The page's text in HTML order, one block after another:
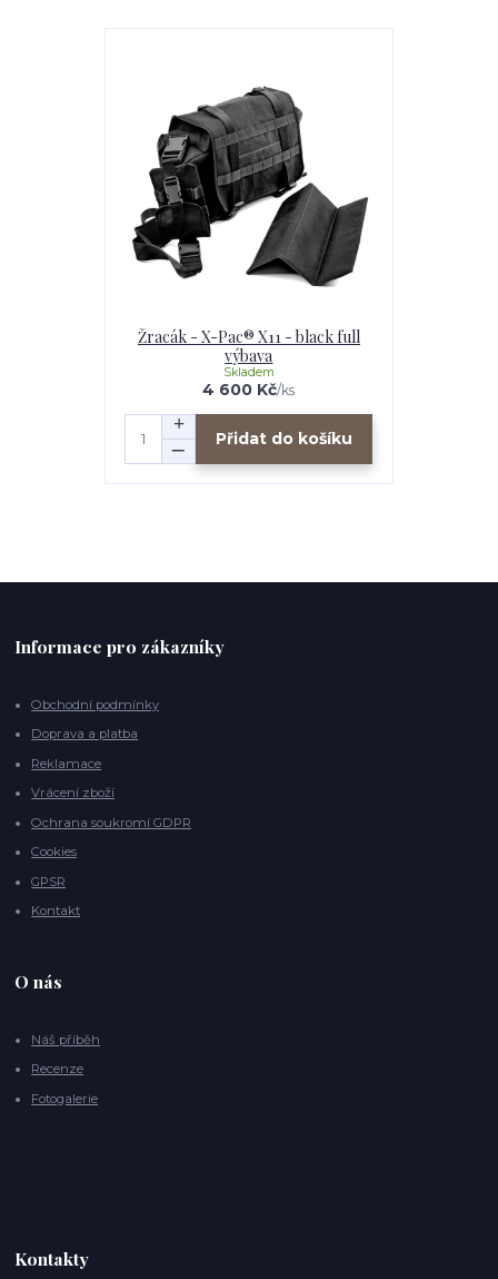
Žracák - X-Pac® X11 - black full
výbava
4 600 Kč/ks
Skladem
Přidat do košíku
Informace pro zákazníky
Obchodní podmínky
Doprava a platba
Reklamace
Vrácení zboží
Ochrana soukromí GDPR
Cookies
GPSR
Kontakt
O nás
Náš příběh
Recenze
Fotogalerie
Kontakty